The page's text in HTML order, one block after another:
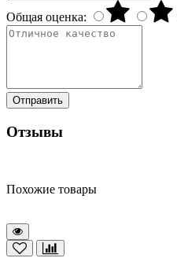
Общая оценка:
Отправить
Отзывы
Похожие товары